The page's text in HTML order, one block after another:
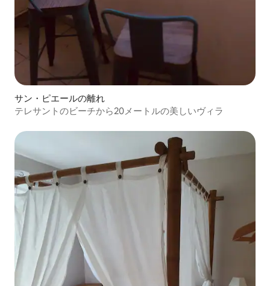
サン・ピエールの離れ
テレサントのビーチから20メートルの美しいヴィラ